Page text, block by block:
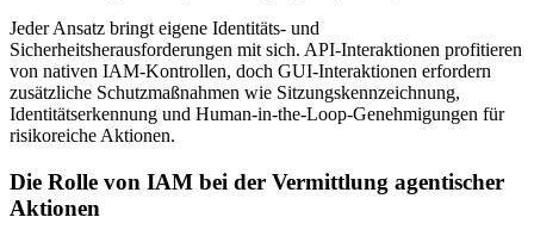
Jeder Ansatz bringt eigene Identitäts- und
Sicherheitsherausforderungen mit sich. API-Interaktionen profitieren
von nativen IAM-Kontrollen, doch GUI-Interaktionen erfordern
zusätzliche Schutzmaßnahmen wie Sitzungskennzeichnung,
Identitätserkennung und Human-in-the-Loop-Genehmigungen für
risikoreiche Aktionen.
Die Rolle von IAM bei der Vermittlung agentischer
Aktionen